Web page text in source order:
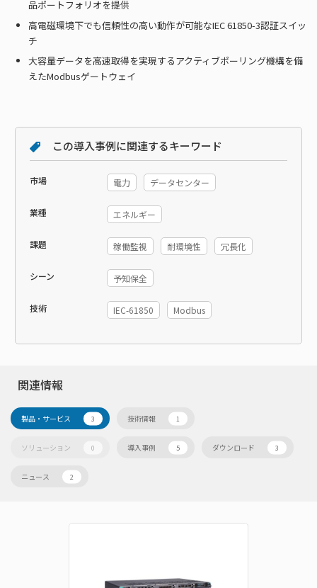
品ポートフォリオを提供
高電磁環境下でも信頼性の高い動作が可能なIEC 61850-3認証スイッ
チ
大容量データを高速取得を実現するアクティブポーリング機構を備
えたModbusゲートウェイ
この導入事例に関連するキーワード
市場 電力 データセンター
業種 エネルギー
課題 稼働監視 耐環境性 冗長化
シーン 予知保全
技術 IEC-61850 Modbus
関連情報
製品・サービス 3 技術情報 1
ソリューション 0 導入事例 5 ダウンロード 3
ニュース 2